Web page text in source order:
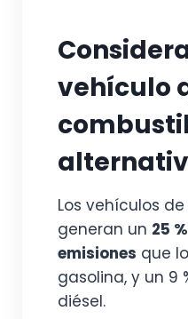
vehículo
Los vehículos
generan un 25
emisiones que
gasolina, y un 9
diésel.